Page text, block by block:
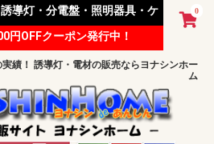
0
導灯・分電盤・照明器具・ケ
を取り扱っています。
円OFFクーポン発行中！
績！ 誘導灯・電材の販売ならヨナシンホー
ム